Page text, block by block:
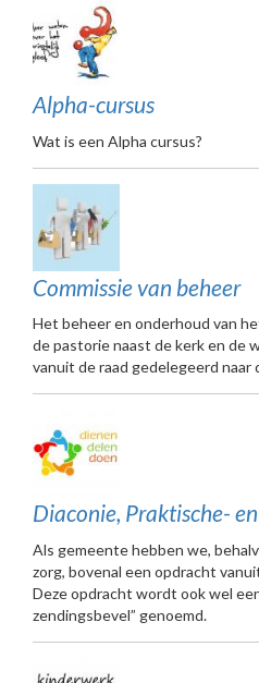
Alpha-cursus
Wat is een Alpha cursus?
Commissie van beheer
Het beheer en onderhoud van
de pastorie naast de kerk en de
vanuit de raad gedelegeerd naar
Diaconie, Praktische-
Als gemeente hebben we,
zorg, bovenal een opdracht
Deze opdracht wordt ook wel
zendingsbevel” genoemd.